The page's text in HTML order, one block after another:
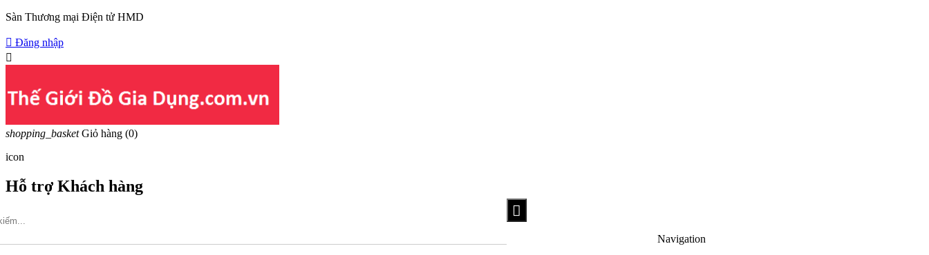
Sàn Thương mại Điện tử HMD
 Đăng nhập

shopping_basket Giỏ hàng (0)
icon
Hỗ trợ Khách hàng
Hotline: 09317.456.44
Navigation